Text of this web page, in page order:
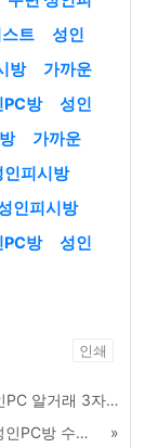
트
성인
방
가까운
PC방
성인
가까운
인피시방
인피시방
PC방
성인
인쇄
벽 차단 가이드 - 김천
임대/매매 - 성북구 »